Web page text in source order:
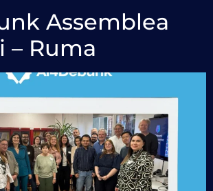
Assemblea
– Ruma